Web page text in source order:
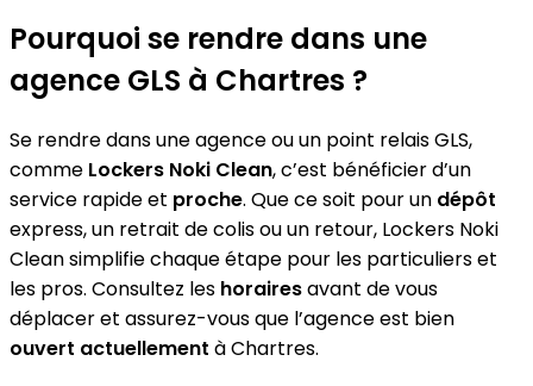
Pourquoi se rendre dans une
agence GLS à Chartres ?
Se rendre dans une agence ou un point relais GLS,
comme Lockers Noki Clean, c’est bénéficier d’un
service rapide et proche. Que ce soit pour un dépôt
express, un retrait de colis ou un retour, Lockers Noki
Clean simplifie chaque étape pour les particuliers et
les pros. Consultez les horairesavant de vous
déplacer et assurez-vous que l’agence est bien
ouvert actuellement à Chartres.